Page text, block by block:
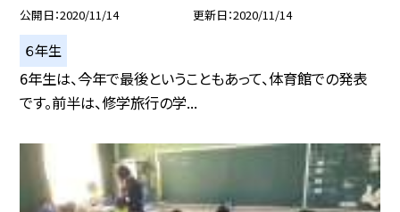
公開日 2020/11/14 更新日 2020/11/14
６年生
6年生は、今年で最後ということもあって、体育館での発表
です。前半は、修学旅行の学...